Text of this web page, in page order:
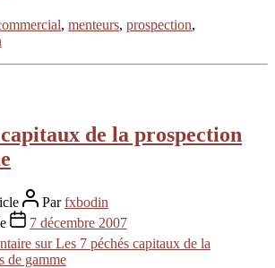
, menteurs, prospection,
de la prospection
Parfxbodin
7 décembre 2007
sur Les 7 péchés capitaux de la
de gamme